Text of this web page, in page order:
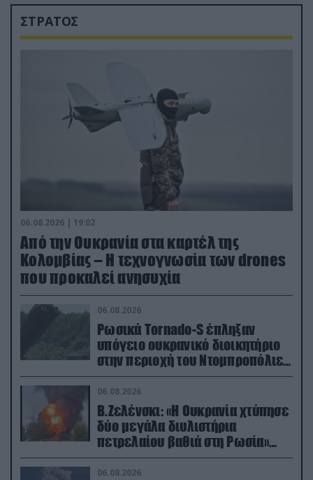
ΣΤΡΑΤΟΣ
06.08.2026 | 19:02
Από την Ουκρανία στα καρτέλ της
Κολομβίας – Η τεχνογνωσία των drones
που προκαλεί ανησυχία
06.08.2026
Ρωσικά Tornado-S έπληξαν
υπόγειο ουκρανικό διοικητήριο
στην περιοχή του Ντομπροπόλιε
(βίντεο)
06.08.2026
Β.Ζελένσκι: «Η Ουκρανία χτύπησε
δύο μεγάλα διυλιστήρια
πετρελαίου βαθιά στη Ρωσία»
(βίντεο)
06.08.2026